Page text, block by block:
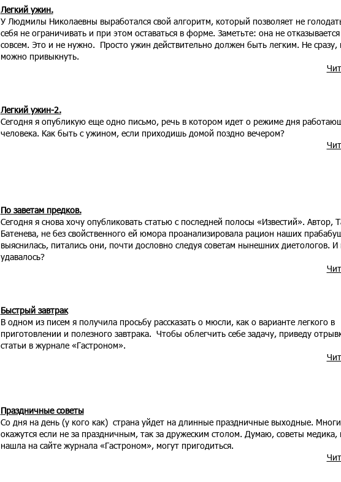
Легкий ужин.
У Людмилы Николаевны выработался свой алгоритм, который позволяет не
себя не ограничивать и при этом оставаться в форме. Заметьте: она не
совсем. Это и не нужно. Просто ужин действительно должен быть легким. Не сразу,
можно привыкнуть.
Легкий ужин-2.
Сегодня я опубликую еще одно письмо, речь в котором идет о режиме дня
человека. Как быть с ужином, если приходишь домой поздно вечером?
По заветам предков.
Сегодня я снова хочу опубликовать статью с последней полосы «Известий». Автор,
Батенева, не без свойственного ей юмора проанализировала рацион наших
выяснилась, питались они, почти дословно следуя советам нынешних диетологов. И
удавалось?
Быстрый завтрак
В одном из писем я получила просьбу рассказать о мюсли, как о варианте легкого в
приготовлении и полезного завтрака. Чтобы облегчить себе задачу, приведу
статьи в журнале «Гастроном».
Праздничные советы
Со дня на день (у кого как) страна уйдет на длинные праздничные выходные.
окажутся если не за праздничным, так за дружеским столом. Думаю, советы медика,
нашла на сайте журнала «Гастроном», могут пригодиться.